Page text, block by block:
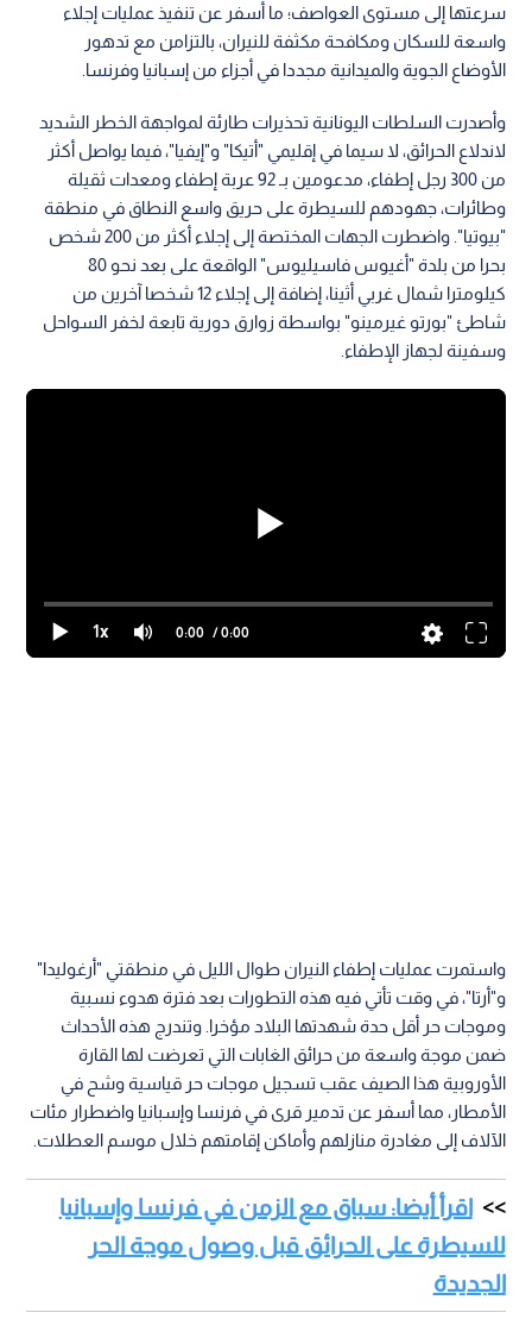
سرعتها إلى مستوى العواصف؛ ما أسفر عن تنفيذ عمليات إجلاء
واسعة للسكان ومكافحة مكثفة للنيران، بالتزامن مع تدهور
الأوضاع الجوية والميدانية مجددا في أجزاء من إسبانيا وفرنسا.
وأصدرت السلطات اليونانية تحذيرات طارئة لمواجهة الخطر الشديد
لاندلاع الحرائق، لا سيما في إقليمي "أتيكا" و"إيفيا"، فيما يواصل أكثر
من 300 رجل إطفاء، مدعومين بـ 92 عربة إطفاء ومعدات ثقيلة
وطائرات، جهودهم للسيطرة على حريق واسع النطاق في منطقة
"بيوتيا". واضطرت الجهات المختصة إلى إجلاء أكثر من 200 شخص
بحرا من بلدة "أغيوس فاسيليوس" الواقعة على بعد نحو 80
كيلومترا شمال غربي أثينا، إضافة إلى إجلاء 12 شخصا آخرين من
شاطئ "بورتو غيرمينو" بواسطة زوارق دورية تابعة لخفر السواحل
وسفينة لجهاز الإطفاء.
1x 0:00 / 0:00
واستمرت عمليات إطفاء النيران طوال الليل في منطقتي "أرغوليدا"
و"أرتا"، في وقت تأتي فيه هذه التطورات بعد فترة هدوء نسبية
وموجات حر أقل حدة شهدتها البلاد مؤخرا. وتندرج هذه الأحداث
ضمن موجة واسعة من حرائق الغابات التي تعرضت لها القارة
الأوروبية هذا الصيف عقب تسجيل موجات حر قياسية وشح في
الأمطار، مما أسفر عن تدمير قرى في فرنسا وإسبانيا واضطرار مئات
الآلاف إلى مغادرة منازلهم وأماكن إقامتهم خلال موسم العطلات.
اقرأ أيضا: سباق مع الزمن في فرنسا وإسبانيا
للسيطرة على الحرائق قبل وصول موجة الحر
الجديدة